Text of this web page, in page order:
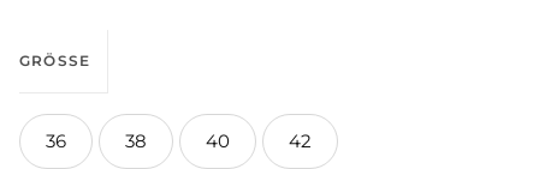
GRÖSSE
36 38 40 42